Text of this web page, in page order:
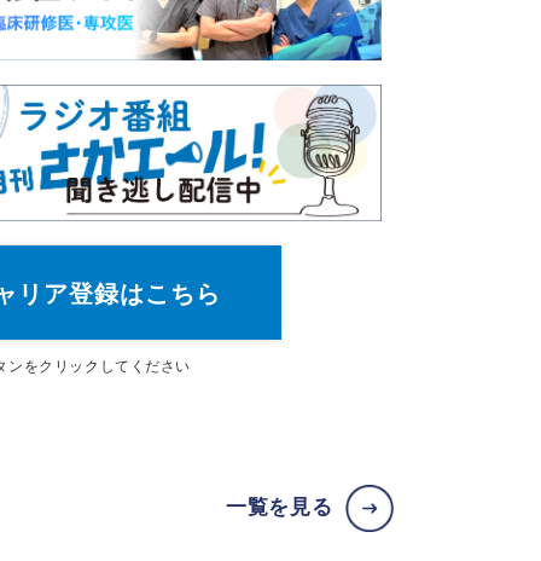
リア登録はこちら
ン をクリックしてください
一覧を見る